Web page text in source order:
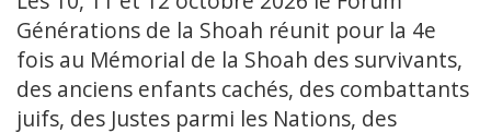
Générations de la Shoah réunit pour la 4e
fois au Mémorial de la Shoah des survivants,
des anciens enfants cachés, des combattants
juifs, des Justes parmi les Nations, des